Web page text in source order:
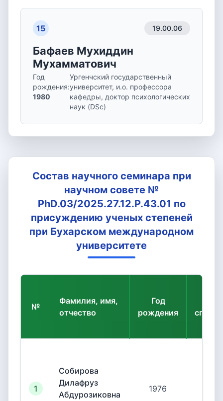
15 19.00.06
Бафаев Мухиддин
Мухамматович
Год
рождения:
1980
Ургенчский государственный
университет, и.о. профессора
кафедры, доктор психологических
наук (DSc)
Состав научного семинара при
научном совете №
PhD.03/2025.27.12.P.43.01 по
присуждению ученых степеней
при Бухарском международном
университете
№
Фамилия, имя,
отчество
Год
рождения
1
Собирова
Дилафруз
Абдурозиковна
1976